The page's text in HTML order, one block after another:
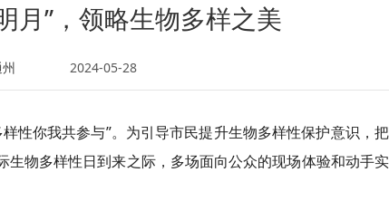
月”，领略生物多样之美
2024-05-28
性你我共参与”。为引导市民提升生物多样性保护意识，
物多样性日到来之际，多场面向公众的现场体验和动手